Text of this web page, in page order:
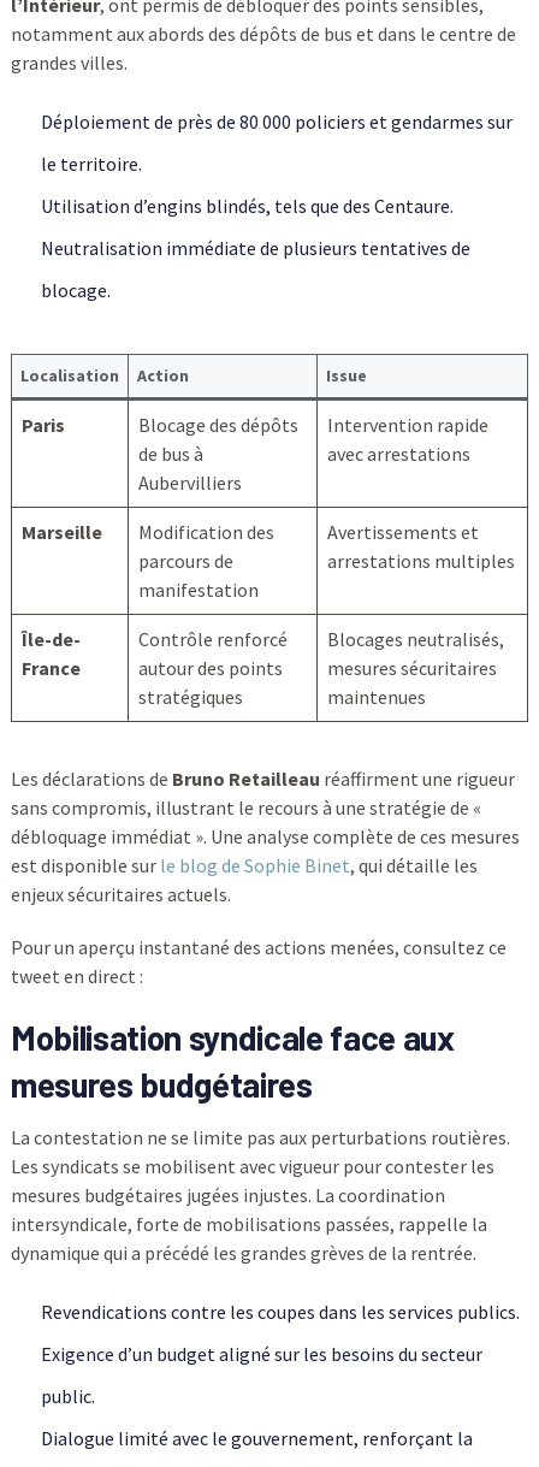
l’Intérieur, ont permis de débloquer des points sensibles,
notamment aux abords des dépôts de bus et dans le centre de
grandes villes.
Déploiement de près de 80 000 policiers et gendarmes sur
le territoire.
Utilisation d’engins blindés, tels que des Centaure.
Neutralisation immédiate de plusieurs tentatives de
blocage.
Localisation Action Issue
Paris
Blocage des dépôts
de bus à
Aubervilliers
Intervention rapide
avec arrestations
Marseille
Modification des
parcours de
manifestation
Avertissements et
arrestations multiples
Île-de-
France
Contrôle renforcé
autour des points
stratégiques
Blocages neutralisés,
mesures sécuritaires
maintenues
Les déclarations de Bruno Retailleau réaffirment une rigueur
sans compromis, illustrant le recours à une stratégie de «
débloquage immédiat ». Une analyse complète de ces mesures
est disponible sur le blog de Sophie Binet, qui détaille les
enjeux sécuritaires actuels.
Pour un aperçu instantané des actions menées, consultez ce
tweet en direct :
Mobilisation syndicale face aux
mesures budgétaires
La contestation ne se limite pas aux perturbations routières.
Les syndicats se mobilisent avec vigueur pour contester les
mesures budgétaires jugées injustes. La coordination
intersyndicale, forte de mobilisations passées, rappelle la
dynamique qui a précédé les grandes grèves de la rentrée.
Revendications contre les coupes dans les services publics.
Exigence d’un budget aligné sur les besoins du secteur
public.
Dialogue limité avec le gouvernement, renforçant la